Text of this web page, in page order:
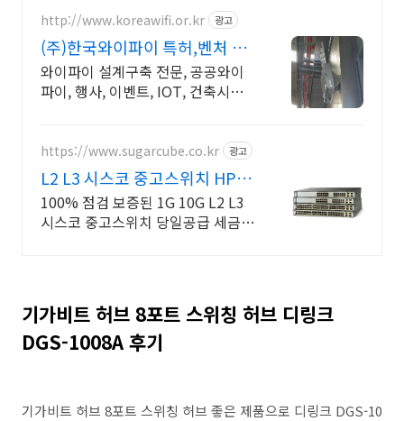
http://www.koreawifi.or.kr 광고
(주)한국와이파이 특허,벤처 빠
른상담 가능
와이파이 설계구축 전문, 공공와이
파이, 행사, 이벤트, IOT, 건축시설
성있는 기업
https://www.sugarcube.co.kr 광고
L2 L3 시스코 중고스위치 HP
DELL CISCO
100% 점검 보증된 1G 10G L2 L3
시스코 중고스위치 당일공급 세금계
기가비트 허브 8포트 스위칭 허브 디링크
DGS-1008A 후기
기가비트 허브 8포트 스위칭 허브 좋은 제품으로 디링크 DGS-10